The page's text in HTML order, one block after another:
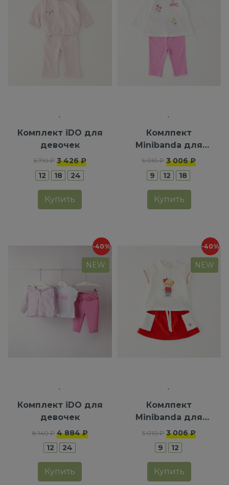
Комплект iDO для
девочек
5 710 ₽ 3 426 ₽
12
18 24
Купить
Комлпект
Minibanda для
девочек
5 010 ₽ 3 006 ₽
9
12 18
Купить
-40%
NEW
Комплект iDO для
девочек
8 140 ₽ 4 884 ₽
12
24
Купить
-40%
NEW
Комлпект
Minibanda для
девочек
5 010 ₽ 3 006 ₽
9
12
Купить